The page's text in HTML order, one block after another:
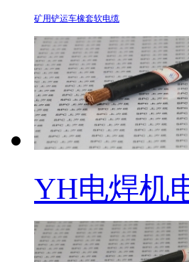
矿用铲运车橡套软电缆
​YH电焊机